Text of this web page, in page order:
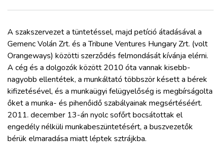
ELLÁTÁSI LÁNC
ZÖLDÚT
HAJÓZÁS
BLOG
A szakszervezet a tüntetéssel, majd petíció átadásával a
Gemenc Volán Zrt. és a Tribune Ventures Hungary Zrt. (volt
Orangeways) közötti szerződés felmondását kívánja elérni.
A cég és a dolgozók között 2010 óta vannak kisebb-
nagyobb ellentétek, a munkáltató többször késett a bérek
kifizetésével, és a munkaügyi felügyelőség is megbírságolta
őket a munka- és pihenőidő szabályainak megsértéséért.
2011. december 13-án nyolc sofőrt bocsátottak el
engedély nélküli munkabeszüntetésért, a buszvezetők
bérük elmaradása miatt léptek sztrájkba.